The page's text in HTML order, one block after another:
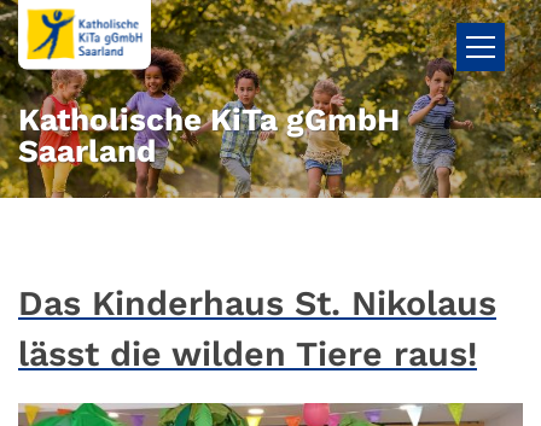
Zum Inhalt springen
Katholische KiTa gGmbH
Saarland
Das Kinderhaus St. Nikolaus
lässt die wilden Tiere raus!